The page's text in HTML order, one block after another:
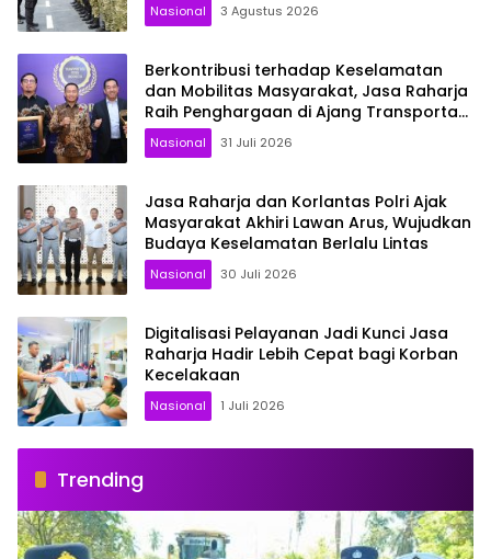
Nasional 3 Agustus 2026
Berkontribusi terhadap Keselamatan
dan Mobilitas Masyarakat, Jasa Raharja
Raih Penghargaan di Ajang Transportasi
Indonesia Awards 2026
Nasional 31 Juli 2026
Jasa Raharja dan Korlantas Polri Ajak
Masyarakat Akhiri Lawan Arus, Wujudkan
Budaya Keselamatan Berlalu Lintas
Nasional 30 Juli 2026
Digitalisasi Pelayanan Jadi Kunci Jasa
Raharja Hadir Lebih Cepat bagi Korban
Kecelakaan
Nasional 1 Juli 2026
Trending